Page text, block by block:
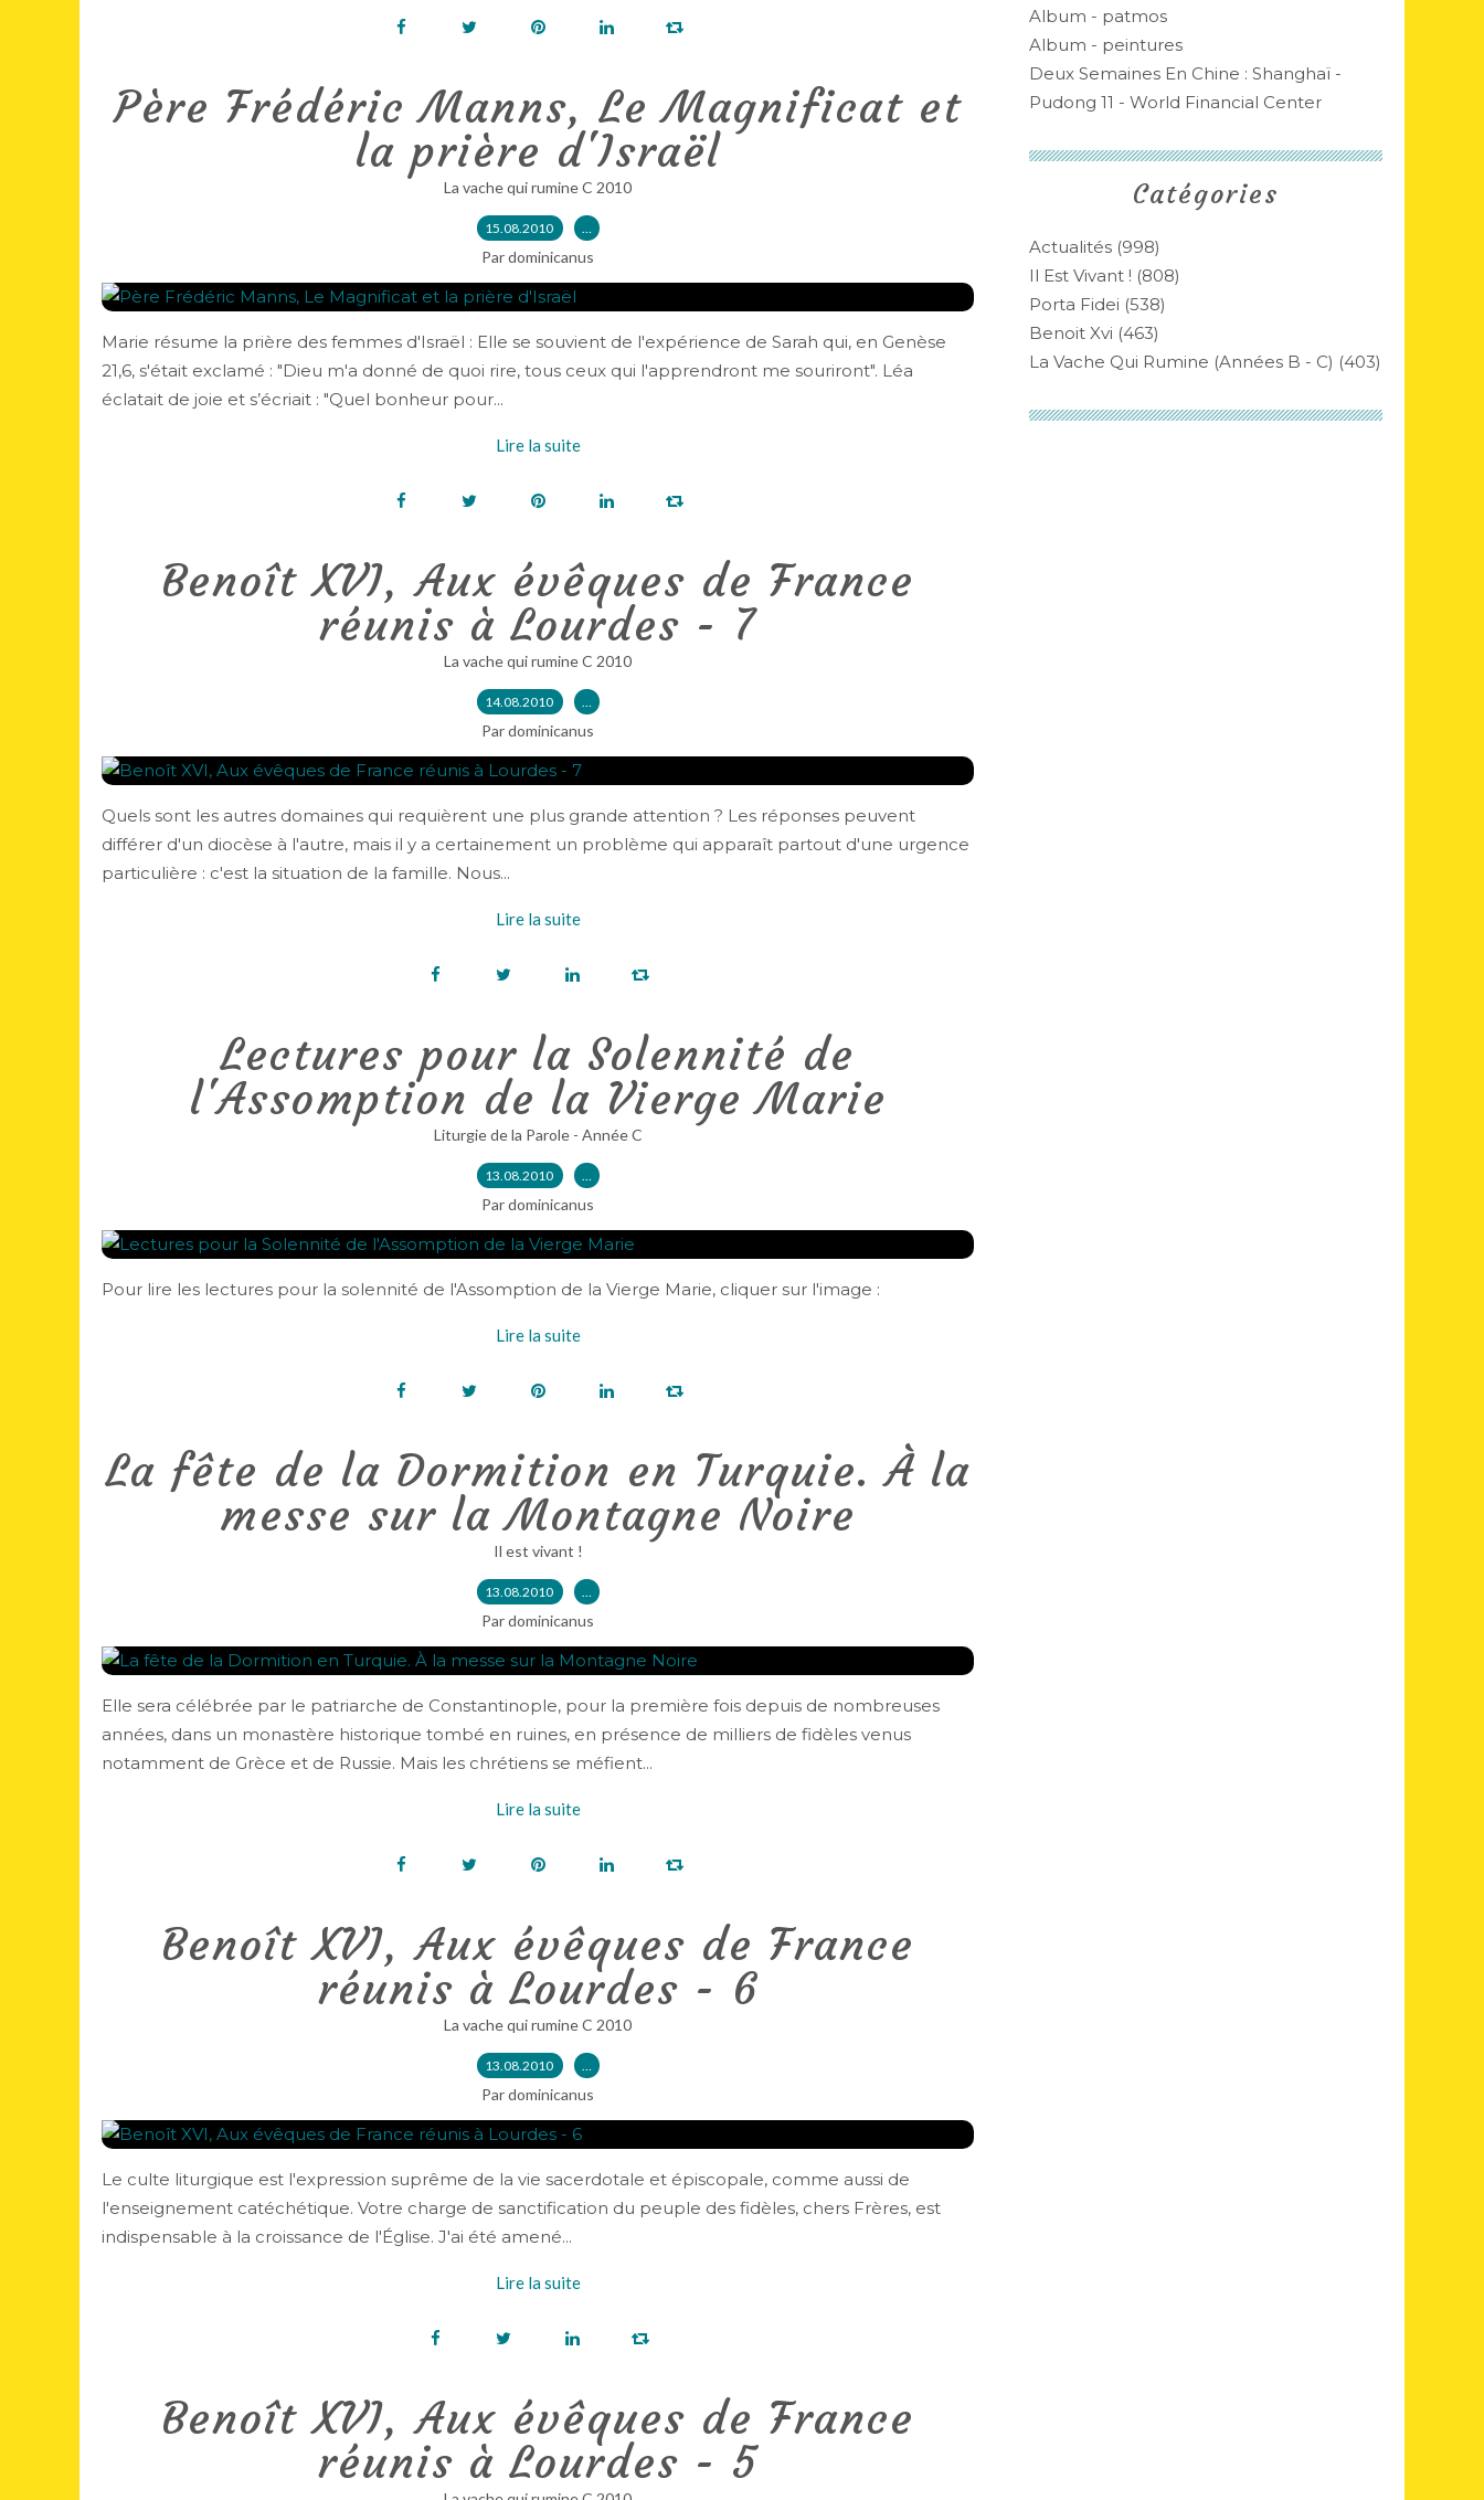
Père Frédéric Manns, Le Magnificat et
la prière d'Israël
La vache qui rumine C 2010
15.08.2010 …
Par dominicanus
Marie résume la prière des femmes d'Israël : Elle se souvient de l'expérience de Sarah qui, en Genèse
21,6, s'était exclamé : "Dieu m'a donné de quoi rire, tous ceux qui l'apprendront me souriront". Léa
éclatait de joie et s’écriait : "Quel bonheur pour...
Lire la suite
Benoît XVI, Aux évêques de France
réunis à Lourdes - 7
La vache qui rumine C 2010
14.08.2010 …
Par dominicanus
Quels sont les autres domaines qui requièrent une plus grande attention ? Les réponses peuvent
différer d'un diocèse à l'autre, mais il y a certainement un problème qui apparaît partout d'une urgence
particulière : c'est la situation de la famille. Nous...
Lire la suite
Lectures pour la Solennité de
l'Assomption de la Vierge Marie
Liturgie de la Parole - Année C
13.08.2010 …
Par dominicanus
Pour lire les lectures pour la solennité de l'Assomption de la Vierge Marie, cliquer sur l'image :
Lire la suite
La fête de la Dormition en Turquie. À la
messe sur la Montagne Noire
Il est vivant !
13.08.2010 …
Par dominicanus
Elle sera célébrée par le patriarche de Constantinople, pour la première fois depuis de nombreuses
années, dans un monastère historique tombé en ruines, en présence de milliers de fidèles venus
notamment de Grèce et de Russie. Mais les chrétiens se méfient...
Lire la suite
Benoît XVI, Aux évêques de France
réunis à Lourdes - 6
La vache qui rumine C 2010
13.08.2010 …
Par dominicanus
Le culte liturgique est l'expression suprême de la vie sacerdotale et épiscopale, comme aussi de
l'enseignement catéchétique. Votre charge de sanctification du peuple des fidèles, chers Frères, est
indispensable à la croissance de l'Église. J'ai été amené...
Lire la suite
Benoît XVI, Aux évêques de France
réunis à Lourdes - 5
Catégories
Actualités (998)
Il Est Vivant ! (808)
Porta Fidei (538)
Benoit Xvi (463)
La Vache Qui Rumine (années B - C) (403)
Album - patmos
Album - peintures
Deux Semaines En Chine : Shanghaï -
Pudong 11 - World Financial Center